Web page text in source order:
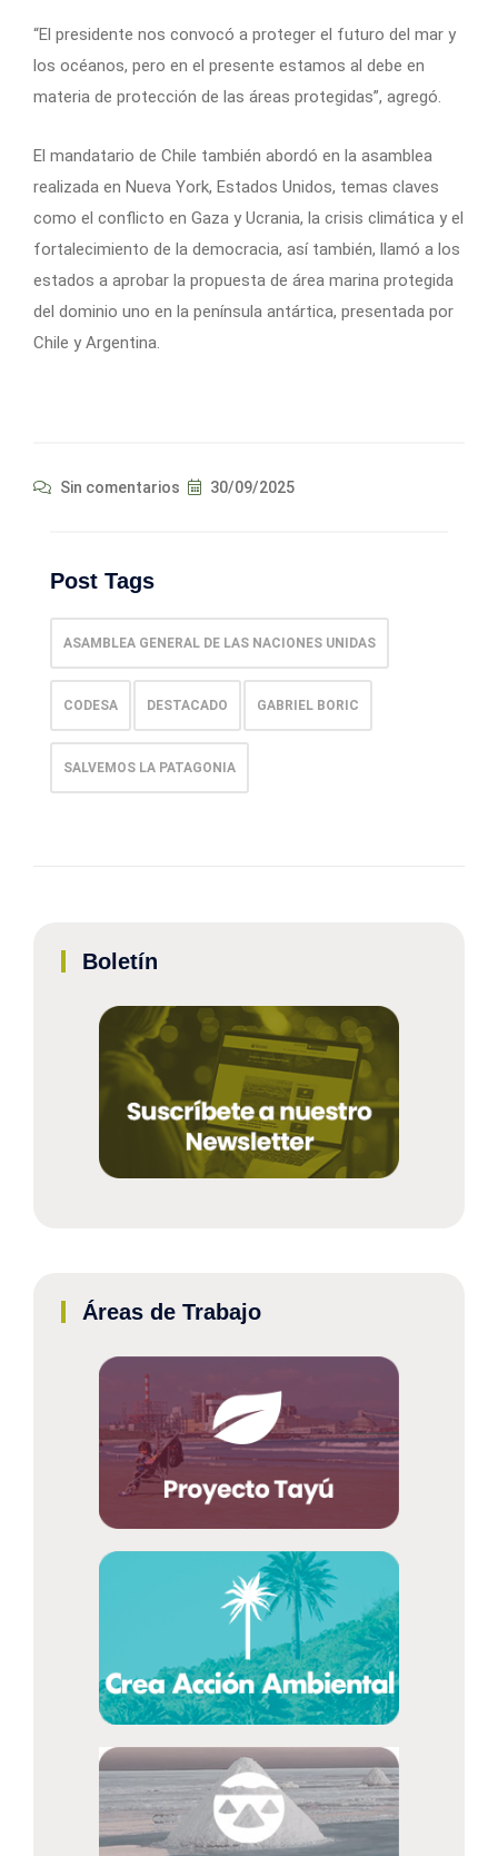
“El presidente nos convocó a proteger el futuro del mar y
los océanos, pero en el presente estamos al debe en
materia de protección de las áreas protegidas”, agregó.
El mandatario de Chile también abordó en la asamblea
realizada en Nueva York, Estados Unidos, temas claves
como el conflicto en Gaza y Ucrania, la crisis climática y el
fortalecimiento de la democracia, así también, llamó a los
estados a aprobar la propuesta de área marina protegida
del dominio uno en la península antártica, presentada por
Chile y Argentina.
Sin comentarios 30/09/2025
Post Tags
ASAMBLEA GENERAL DE LAS NACIONES UNIDAS
CODESA DESTACADO GABRIEL BORIC
SALVEMOS LA PATAGONIA
Boletín
Áreas de Trabajo